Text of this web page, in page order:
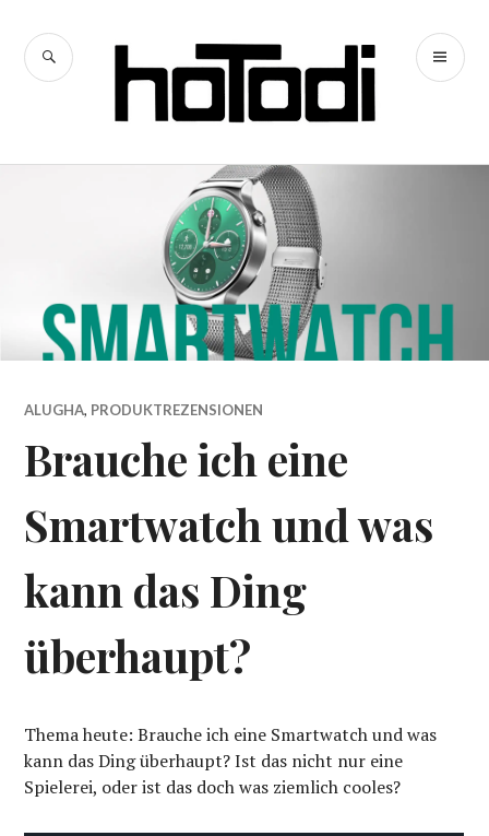
Inhalt
springen
hoTodi
SUCHE
ALUGHA, PRODUKTREZENSIONEN
Brauche ich eine
Smartwatch und was
kann das Ding
überhaupt?
Thema heute: Brauche ich eine Smartwatch und was
kann das Ding überhaupt? Ist das nicht nur eine
Spielerei, oder ist das doch was ziemlich cooles?